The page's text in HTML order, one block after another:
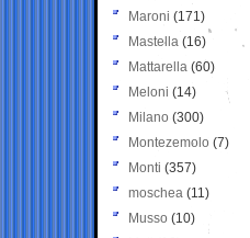
Maroni (171)
Mastella (16)
Mattarella (60)
Meloni (14)
Milano (300)
Montezemolo (7)
Monti (357)
moschea (11)
Musso (10)